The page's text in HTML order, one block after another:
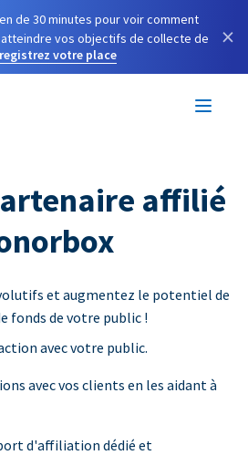
de 30 minutes pour voir comment
vos objectifs de collecte de
votre place
×
affilié
et augmentez le potentiel de
fonds de votre public !
avec votre public.
avec vos clients en les aidant à
d'affiliation dédié et